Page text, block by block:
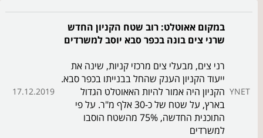
YNET
במקום אאוטלט: רוב שטח הקניון החדש
שרני צים בונה בכפר סבא יוסב למשרדים
רני צים, מבעלי צים מרכזי קניות, שינה את
ייעוד הקניון הענק שהחל בבנייתו בכפר סבא.
הקניון היה אמור להיות האאוטלט הגדול
בארץ, על שטח של כ-30 אלף מ"ר. על פי
התוכנית החדשה, 75% מהשטח הוסבו
למשרדים
17.12.2019